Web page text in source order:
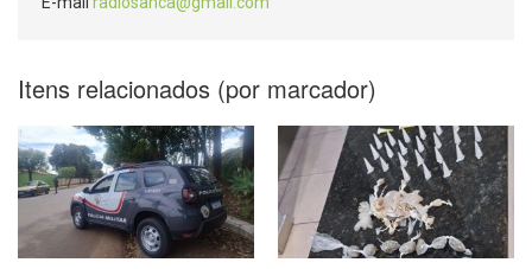
Itens relacionados (por marcador)